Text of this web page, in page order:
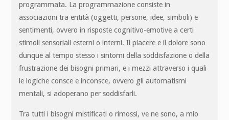
programmata. La programmazione consiste in
associazioni tra entità (oggetti, persone, idee, simboli) e
sentimenti, ovvero in risposte cognitivo-emotive a certi
stimoli sensoriali esterni o interni. Il piacere e il dolore sono
dunque al tempo stesso i sintomi della soddisfazione o della
frustrazione dei bisogni primari, e i mezzi attraverso i quali
le logiche consce e inconsce, ovvero gli automatismi
mentali, si adoperano per soddisfarli.
Tra tutti i bisogni mistificati o rimossi, ve ne sono, a mio